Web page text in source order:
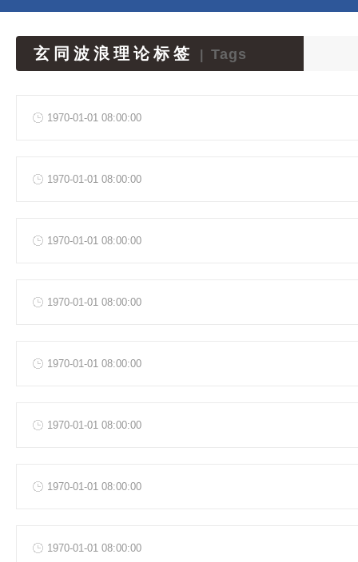
玄同波浪理论标签 Tags
1970-01-01 08:00:00
1970-01-01 08:00:00
1970-01-01 08:00:00
1970-01-01 08:00:00
1970-01-01 08:00:00
1970-01-01 08:00:00
1970-01-01 08:00:00
1970-01-01 08:00:00